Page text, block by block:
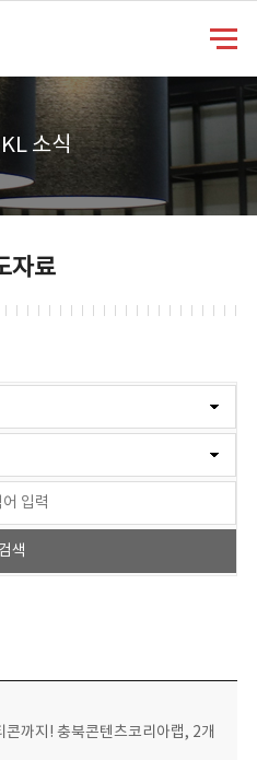
소식
자료
까지! 충북콘텐츠코리아랩, 2개